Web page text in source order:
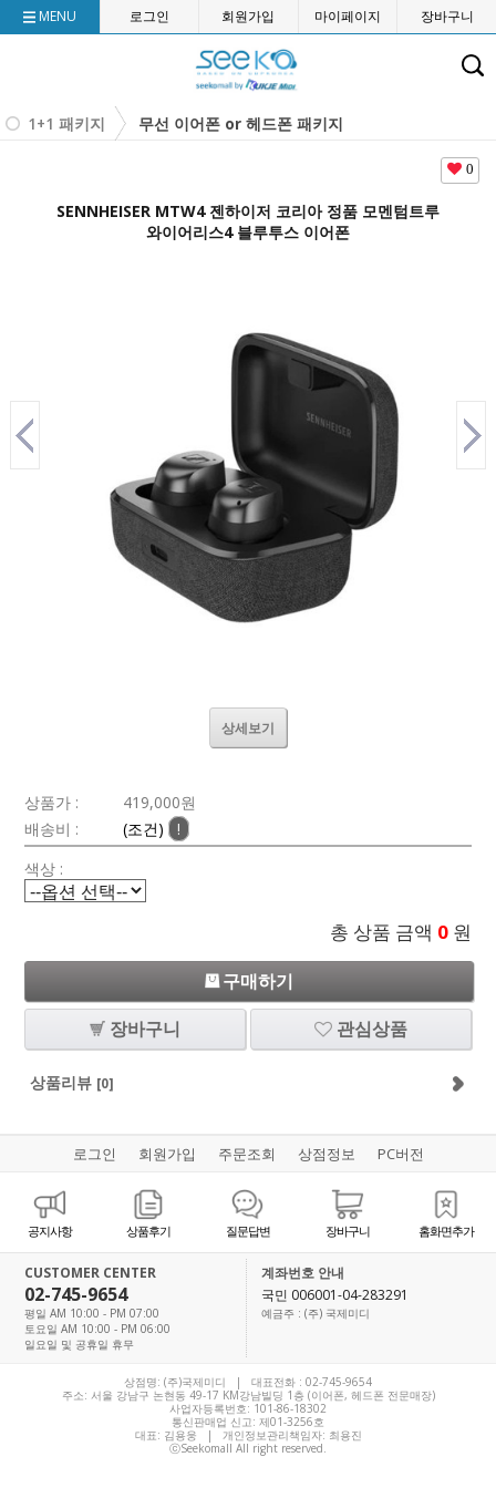
MENU 로그인 회원가입 마이페이지 장바구니
1+1 패키지 무선 이어폰 or 헤드폰 패키지
0
SENNHEISER MTW4 젠하이저 코리아 정품 모멘텀트루
와이어리스4 블루투스 이어폰
상세보기
상품가 :
419,000원
배송비 :
(조건)
!
색상 :
총 상품 금액 0 원
구매하기
장바구니
관심상품
상품리뷰 [0]
로그인 회원가입 주문조회 상점정보 PC버전
공지사항 상품후기 질문답변 장바구니 홈화면추가
CUSTOMER CENTER
02-745-9654
평일 AM 10:00 - PM 07:00
토요일 AM 10:00 - PM 06:00
일요일 및 공휴일 휴무
계좌번호 안내
국민 006001-04-283291
예금주 : (주) 국제미디
상점명: (주)국제미디 | 대표전화 : 02-745-9654
주소: 서울 강남구 논현동 49-17 KM강남빌딩 1층 (이어폰, 헤드폰 전문매장)
사업자등록번호: 101-86-18302
통신판매업 신고: 제01-3256호
대표: 김용웅 | 개인정보관리책임자: 최용진
ⓒSeekomall All right reserved.